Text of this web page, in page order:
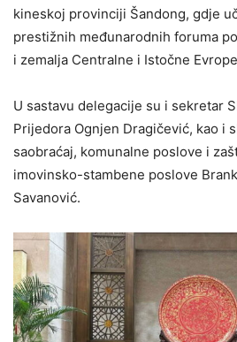
kineskoj provinciji Šandong, gdje
prestižnih međunarodnih foruma
i zemalja Centralne i Istočne
U sastavu delegacije su i sekretar
Prijedora Ognjen Dragičević, kao i
saobraćaj, komunalne poslove i
imovinsko-stambene poslove
Savanović.